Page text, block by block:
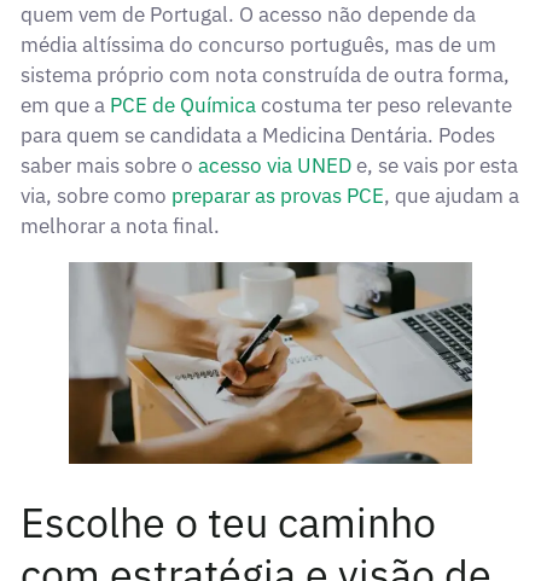
quem vem de Portugal. O acesso não depende da
média altíssima do concurso português, mas de um
sistema próprio com nota construída de outra forma,
em que a PCE de Químicacostuma ter peso relevante
para quem se candidata a Medicina Dentária. Podes
saber mais sobre o acesso via UNEDe, se vais por esta
via, sobre como preparar as provas PCE, que ajudam a
melhorar a nota final.
Escolhe o teu caminho